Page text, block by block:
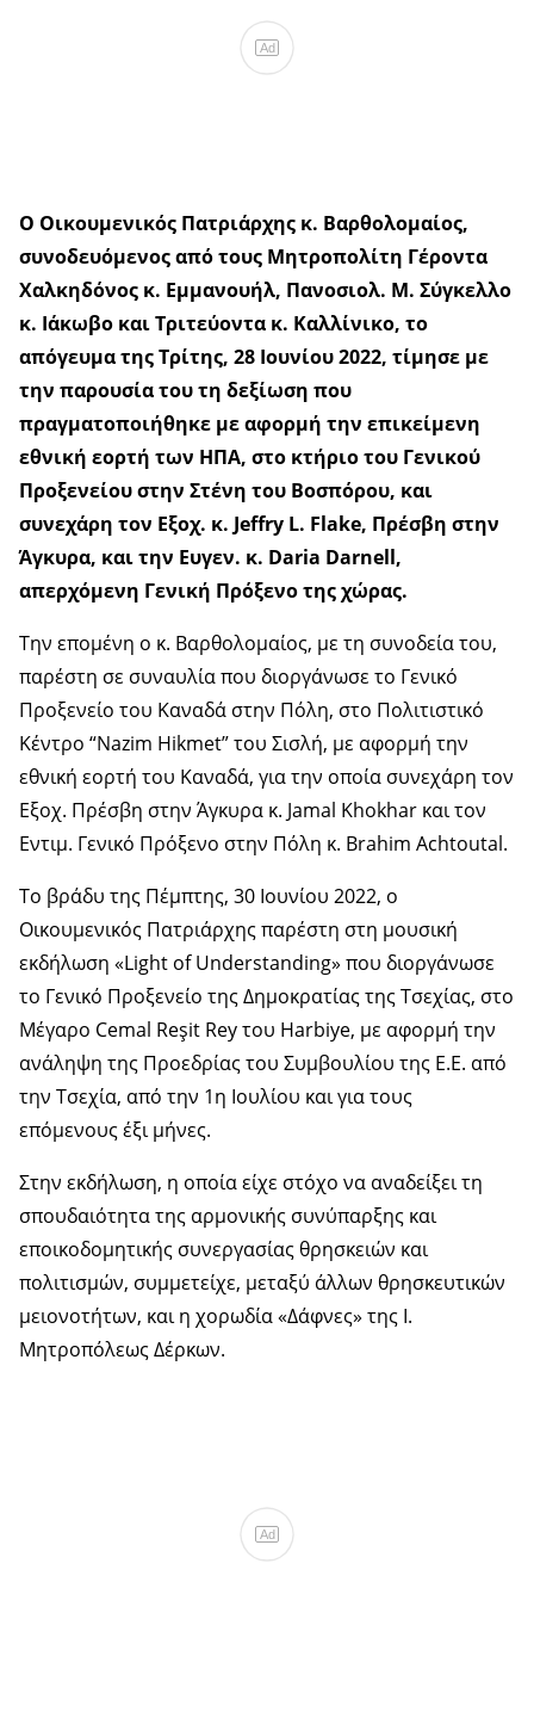
Ad
Ο Οικουμενικός Πατριάρχης κ. Βαρθολομαίος,
συνοδευόμενος από τους Μητροπολίτη Γέροντα
Χαλκηδόνος κ. Εμμανουήλ, Πανοσιολ. Μ. Σύγκελλο
κ. Ιάκωβο και Τριτεύοντα κ. Καλλίνικο, το
απόγευμα της Τρίτης, 28 Ιουνίου 2022, τίμησε με
την παρουσία του τη δεξίωση που
πραγματοποιήθηκε με αφορμή την επικείμενη
εθνική εορτή των ΗΠΑ, στο κτήριο του Γενικού
Προξενείου στην Στένη του Βοσπόρου, και
συνεχάρη τον Εξοχ. κ. Jeffry L. Flake, Πρέσβη στην
Άγκυρα, και την Ευγεν. κ. Daria Darnell,
απερχόμενη Γενική Πρόξενο της χώρας.
Την επομένη ο κ. Βαρθολομαίος, με τη συνοδεία του,
παρέστη σε συναυλία που διοργάνωσε το Γενικό
Προξενείο του Καναδά στην Πόλη, στο Πολιτιστικό
Κέντρο “Nazim Hikmet” του Σισλή, με αφορμή την
εθνική εορτή του Καναδά, για την οποία συνεχάρη τον
Εξοχ. Πρέσβη στην Άγκυρα κ. Jamal Khokhar και τον
Εντιμ. Γενικό Πρόξενο στην Πόλη κ. Brahim Achtoutal.
Το βράδυ της Πέμπτης, 30 Ιουνίου 2022, ο
Οικουμενικός Πατριάρχης παρέστη στη μουσική
εκδήλωση «Light of Understanding» που διοργάνωσε
το Γενικό Προξενείο της Δημοκρατίας της Τσεχίας, στο
Μέγαρο Cemal Reşit Rey του Harbiye, με αφορμή την
ανάληψη της Προεδρίας του Συμβουλίου της Ε.Ε. από
την Τσεχία, από την 1η Ιουλίου και για τους
επόμενους έξι μήνες.
Στην εκδήλωση, η οποία είχε στόχο να αναδείξει τη
σπουδαιότητα της αρμονικής συνύπαρξης και
εποικοδομητικής συνεργασίας θρησκειών και
πολιτισμών, συμμετείχε, μεταξύ άλλων θρησκευτικών
μειονοτήτων, και η χορωδία «Δάφνες» της Ι.
Μητροπόλεως Δέρκων.
Ad